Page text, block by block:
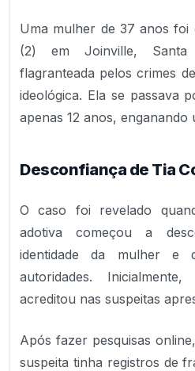
Uma mulher de 37 anos foi
(2) em Joinville,
flagranteada pelos crimes
ideológica. Ela se passava
apenas 12 anos, enganando
Desconfiança de Tia
O caso foi revelado
adotiva começou a
identidade da mulher e
autoridades.
acreditou nas suspeitas
Após fazer pesquisas
suspeita tinha registros de